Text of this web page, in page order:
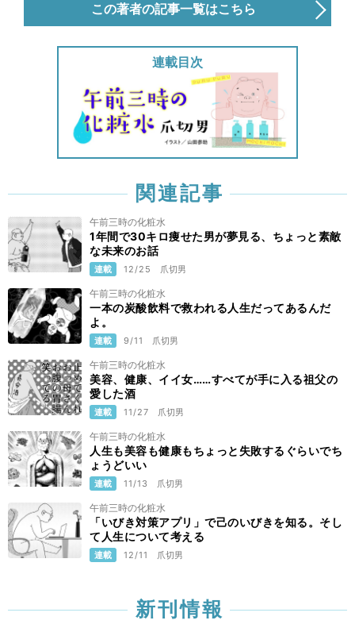
この著者の記事一覧はこちら
連載目次
関連記事
午前三時の化粧水
1年間で30キロ痩せた男が夢見る、ちょっと素敵
な未来のお話
連載 12/25 爪切男
午前三時の化粧水
一本の炭酸飲料で救われる人生だってあるんだ
よ。
連載 9/11 爪切男
午前三時の化粧水
美容、健康、イイ女……すべてが手に入る祖父の
愛した酒
連載 11/27 爪切男
午前三時の化粧水
人生も美容も健康もちょっと失敗するぐらいでち
ょうどいい
連載 11/13 爪切男
午前三時の化粧水
「いびき対策アプリ」で己のいびきを知る。そし
て人生について考える
連載 12/11 爪切男
新刊情報